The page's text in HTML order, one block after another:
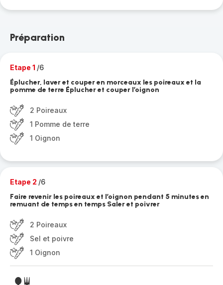
Préparation
Etape 1 /6
Éplucher, laver et couper en morceaux les poireaux et la
pomme de terre Éplucher et couper l’oignon
2 Poireaux
1 Pomme de terre
1 Oignon
Etape 2 /6
Faire revenir les poireaux et l’oignon pendant 5 minutes en
remuant de temps en temps Saler et poivrer
2 Poireaux
Sel et poivre
1 Oignon